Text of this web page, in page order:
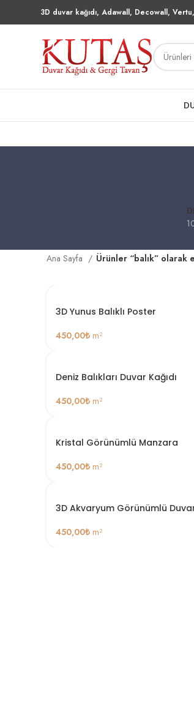
3D duvar kağıdı, Adawall, Decowall,
Ana Sayfa Ürünler “balık” olarak
3D Yunus Balıklı Poster
450,00₺ m²
Deniz Balıkları Duvar Kağıdı
450,00₺ m²
Kristal Görünümlü Manzara
450,00₺ m²
3D Akvaryum Görünümlü Duvar
450,00₺ m²